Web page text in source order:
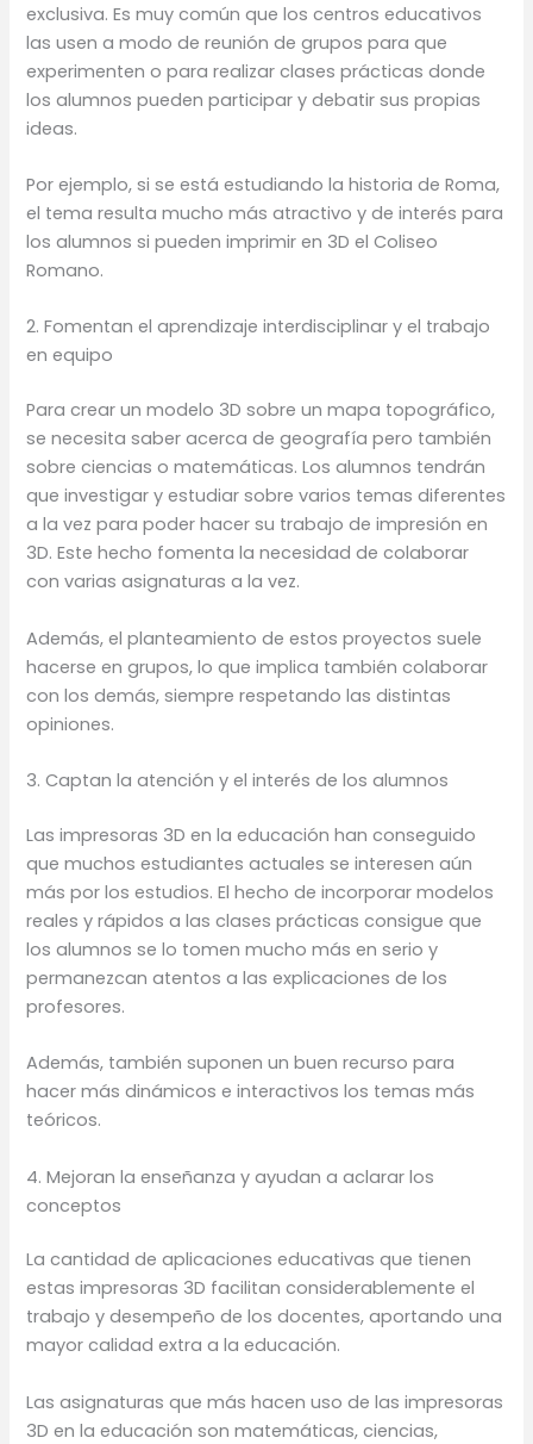
exclusiva. Es muy común que los centros educativos
las usen a modo de reunión de grupos para que
experimenten o para realizar clases prácticas donde
los alumnos pueden participar y debatir sus propias
ideas.
Por ejemplo, si se está estudiando la historia de Roma,
el tema resulta mucho más atractivo y de interés para
los alumnos si pueden imprimir en 3D el Coliseo
Romano.
2. Fomentan el aprendizaje interdisciplinar y el trabajo
en equipo
Para crear un modelo 3D sobre un mapa topográfico,
se necesita saber acerca de geografía pero también
sobre ciencias o matemáticas. Los alumnos tendrán
que investigar y estudiar sobre varios temas diferentes
a la vez para poder hacer su trabajo de impresión en
3D. Este hecho fomenta la necesidad de colaborar
con varias asignaturas a la vez.
Además, el planteamiento de estos proyectos suele
hacerse en grupos, lo que implica también colaborar
con los demás, siempre respetando las distintas
opiniones.
3. Captan la atención y el interés de los alumnos
Las impresoras 3D en la educación han conseguido
que muchos estudiantes actuales se interesen aún
más por los estudios. El hecho de incorporar modelos
reales y rápidos a las clases prácticas consigue que
los alumnos se lo tomen mucho más en serio y
permanezcan atentos a las explicaciones de los
profesores.
Además, también suponen un buen recurso para
hacer más dinámicos e interactivos los temas más
teóricos.
4. Mejoran la enseñanza y ayudan a aclarar los
conceptos
La cantidad de aplicaciones educativas que tienen
estas impresoras 3D facilitan considerablemente el
trabajo y desempeño de los docentes, aportando una
mayor calidad extra a la educación.
Las asignaturas que más hacen uso de las impresoras
3D en la educación son matemáticas, ciencias,